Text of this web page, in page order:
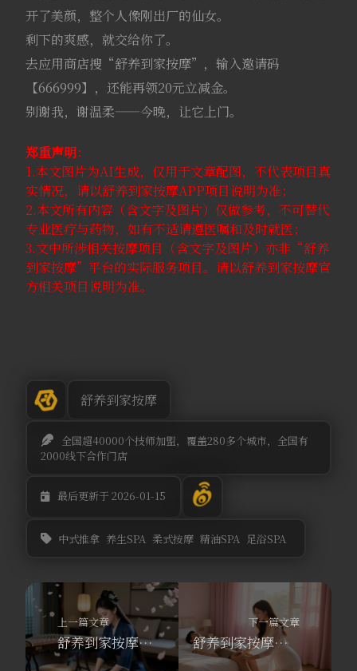
开了美颜，整个人像刚出厂的仙女。
剩下的爽感，就交给你了。
去应用商店搜“舒养到家按摩”，输入邀请码
【666999】，还能再领20元立减金。
别谢我，谢温柔——今晚，让它上门。
郑重声明：
1.本文图片为AI生成，仅用于文章配图，不代表项目真
实情况，请以舒养到家按摩APP项目说明为准；
2.本文所有内容（含文字及图片）仅做参考，不可替代
专业医疗与药物，如有不适请遵医嘱和及时就医；
3.文中所涉相关按摩项目（含文字及图片）亦非“舒养
到家按摩”平台的实际服务项目。请以舒养到家按摩官
方相关项目说明为准。
舒养到家按摩
全国超40000个技师加盟，覆盖280多个城市，全国有
2000线下合作门店
最后更新于 2026-01-15
中式推拿 养生SPA 柔式按摩 精油SPA 足浴SPA
上一篇文章
舒养到家按摩技师：柔式SPA和泰国马杀鸡到底差在哪？答案笑不活了
下一篇文章
舒养到家按摩技师：男士SPA根部保养到底是啥？别再被忽悠了！